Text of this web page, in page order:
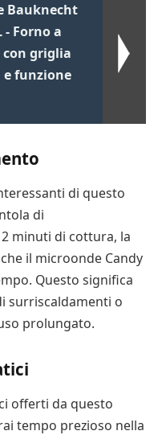
Bauknecht
- Forno a
griglia
funzione
di questo
di
minuti di cottura, la
il microonde Candy
Questo significa
surriscaldamenti o
prolungato.
offerti da questo
tempo prezioso nella